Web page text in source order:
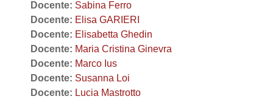
Docente: Sabina Ferro
Docente: Elisa GARIERI
Docente: Elisabetta Ghedin
Docente: Maria Cristina Ginevra
Docente: Marco Ius
Docente: Susanna Loi
Docente: Lucia Mastrotto